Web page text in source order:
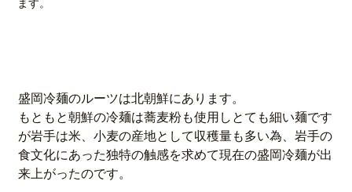
ます。
盛岡冷麺のルーツは北朝鮮にあります。
もともと朝鮮の冷麺は蕎麦粉も使用しとても細い麺です
が岩手は米、小麦の産地として収穫量も多い為、岩手の
食文化にあった独特の触感を求めて現在の盛岡冷麺が出
来上がったのです。